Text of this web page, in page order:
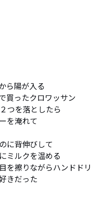
ら陽が入る
買ったクロワッサン
つを落としたら
を淹れて
に背伸びして
ミルクを温める
を擦りながらハンドド
きだった